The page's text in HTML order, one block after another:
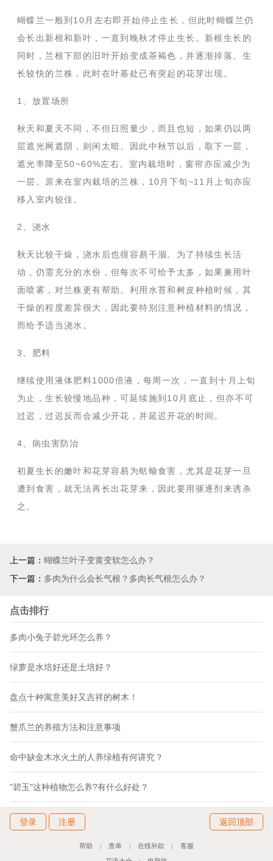
蝴蝶兰一般到 10 月左右即开始停止生长，但此时蝴蝶兰仍
会长出新根和新叶，一直到晚秋才停止生长。新根生长的
同时，兰根下部的旧叶开始变成茶褐色，并逐渐掉落。生
长较快的兰株，此时在叶基处已有突起的花芽出现。
1 、放置场所
秋天和夏天不同，不但日照量少，而且也短，如果仍以两
层遮光网遮阴，则闲太暗。因此中秋节以后，取下一层，
遮光率降至50~60%左右。室内栽培时，窗帘亦应减少为
一层。原来在室内栽培的兰株， 10 月下旬~11 月上旬亦应
移入室内较佳。
2 、浇水
秋天比较干燥，浇水后也很容易干涸。为了持续生长活
动，仍需充分的水份，但每次不可给予太多，如果兼用叶
面喷雾，对兰株更有帮助。利用水苔和树皮种植时候，其
干燥的程度差异很大，因此要特别注意种植材料的情况，
而给予适当浇水。
3 、肥料
继续使用液体肥料1000倍液，每周一次，一直到十月上旬
为止，生长较慢地品种，可延续施到 10 月底止，但亦不可
过迟，过迟反而会减少开花，并延迟开花的时间。
4 、病虫害防治
初夏生长的嫩叶和花芽容易为蛞蝓食害，尤其是花芽一旦
遭到食害，就无法再长出花芽来，因此要用驱逐剂来诱杀
之。
上一篇： 蝴蝶兰叶子变黄变软怎么办？
下一篇： 多肉为什么会长气根？多肉长气根怎么办？
点击排行
多肉小兔子碧光环怎么养？
绿萝是水培好还是土培好？
盘点十种寓意美好又吉祥的树木！
蟹爪兰的养殖方法和注意事项
命中缺金木水火土的人养绿植有何讲究？
"碧玉"这种植物怎么养?有什么好处？
返回顶部
登录 注册
帮助 | 查单 | 在线补款 | 客服